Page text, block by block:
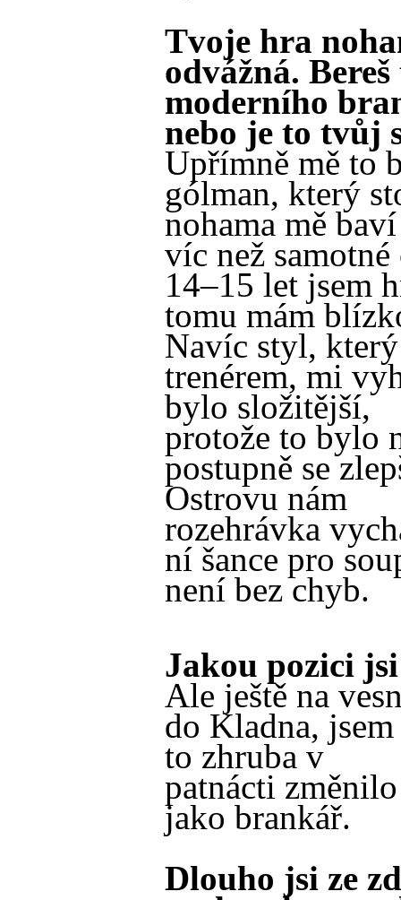
Tvoje hra
odvážná.
moderního
nebo je to tvůj
Upřímně mě to
gólman, který
nohama mě
víc než
14–15 let jsem
tomu mám
Navíc styl,
trenérem, mi
bylo složitější,
protože to bylo
postupně se
Ostrovu nám
rozehrávka
ní šance pro
není bez chyb.
Jakou pozici
Ale ještě na
do Kladna,
to zhruba v
patnácti
jako brankář.
Dlouho jsi ze